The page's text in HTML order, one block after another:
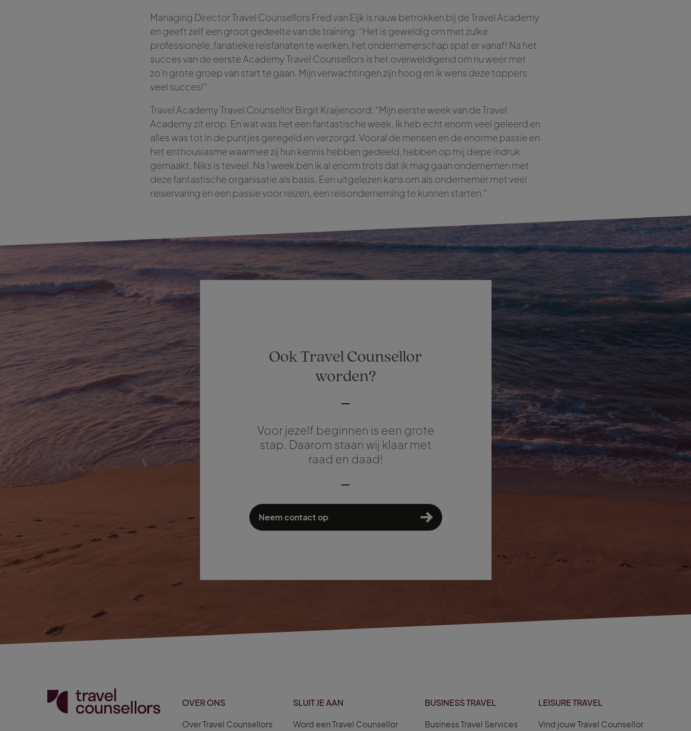
Managing Director Travel Counsellors Fred van Eijk is nauw betrokken bij de Travel Academy
en geeft zelf een groot gedeelte van de training: “Het is geweldig om met zulke
professionele, fanatieke reisfanaten te werken, het ondernemerschap spat er vanaf! Na het
succes van de eerste Academy Travel Counsellors is het overweldigend om nu weer met
zo’n grote groep van start te gaan. Mijn verwachtingen zijn hoog en ik wens deze toppers
veel succes!“
Travel Academy Travel Counsellor Birgit Kraijenoord: “Mijn eerste week van de Travel
Academy zit erop. En wat was het een fantastische week. Ik heb echt enorm veel geleerd en
alles was tot in de puntjes geregeld en verzorgd. Vooral de mensen en de enorme passie en
het enthousiasme waarmee zij hun kennis hebben gedeeld, hebben op mij diepe indruk
gemaakt. Niks is teveel. Na 1 week ben ik al enorm trots dat ik mag gaan ondernemen met
deze fantastische organisatie als basis. Een uitgelezen kans om als ondernemer met veel
reiservaring en een passie voor reizen, een reisonderneming te kunnen starten.”
Ook Travel Counsellor
worden?
Voor jezelf beginnen is een grote
stap. Daarom staan wij klaar met
raad en daad!
Neem contact op
OVER ONS
Over Travel Counsellors
SLUIT JE AAN
Word een Travel Counsellor
BUSINESS TRAVEL
Business Travel Services
LEISURE TRAVEL
Vind jouw Travel Counsellor